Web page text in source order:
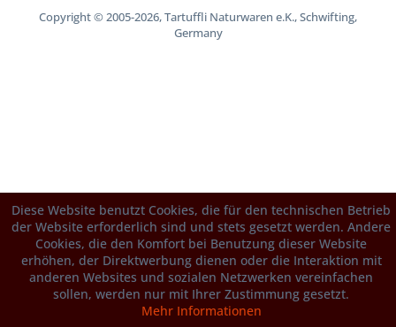
Copyright © 2005-2026, Tartuffli Naturwaren e.K., Schwifting,
Germany
Diese Website benutzt Cookies, die für den technischen Betrieb
der Website erforderlich sind und stets gesetzt werden. Andere
Cookies, die den Komfort bei Benutzung dieser Website
erhöhen, der Direktwerbung dienen oder die Interaktion mit
anderen Websites und sozialen Netzwerken vereinfachen
sollen, werden nur mit Ihrer Zustimmung gesetzt.
Mehr Informationen